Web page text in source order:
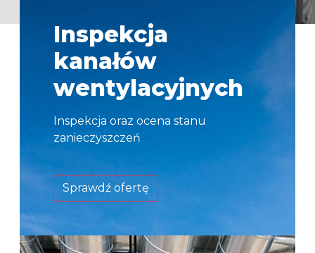
Inspekcja
kanałów
wentylacyjnych
Inspekcja oraz ocena stanu
zanieczyszczeń
Sprawdź ofertę